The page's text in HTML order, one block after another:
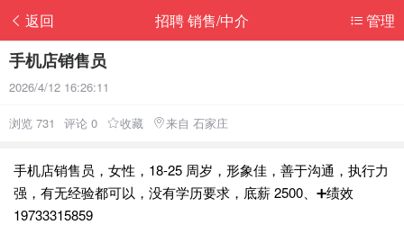
返回 管理
招聘 销售/中介
手机店销售员
2026/4/12 16:26:11
浏览 731 评论 0 收藏 来自 石家庄
手机店销售员，女性，18-25 周岁，形象佳，善于沟通，执行力
强，有无经验都可以，没有学历要求，底薪 2500、➕绩效
19733315859